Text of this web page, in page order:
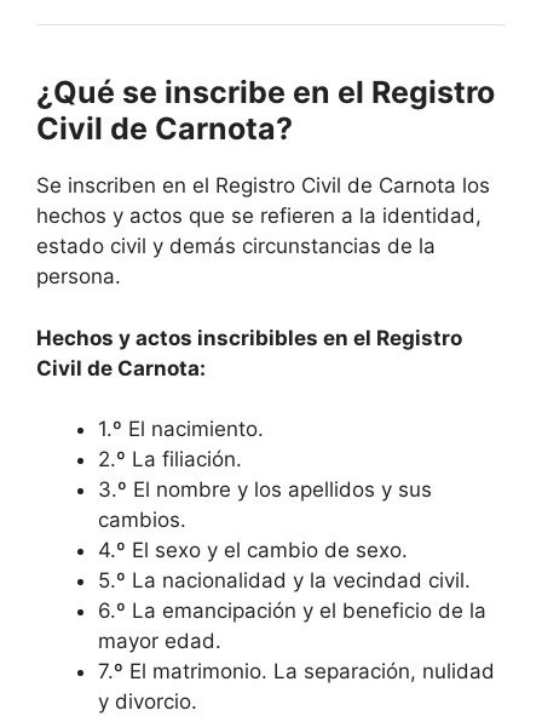
¿Qué se inscribe en el Registro
Civil de Carnota?
Se inscriben en el Registro Civil de Carnota los
hechos y actos que se refieren a la identidad,
estado civil y demás circunstancias de la
persona.
Hechos y actos inscribibles en el Registro
Civil de Carnota:
1.º El nacimiento.
2.º La filiación.
3.º El nombre y los apellidos y sus
cambios.
4.º El sexo y el cambio de sexo.
5.º La nacionalidad y la vecindad civil.
6.º La emancipación y el beneficio de la
mayor edad.
7.º El matrimonio. La separación, nulidad
y divorcio.